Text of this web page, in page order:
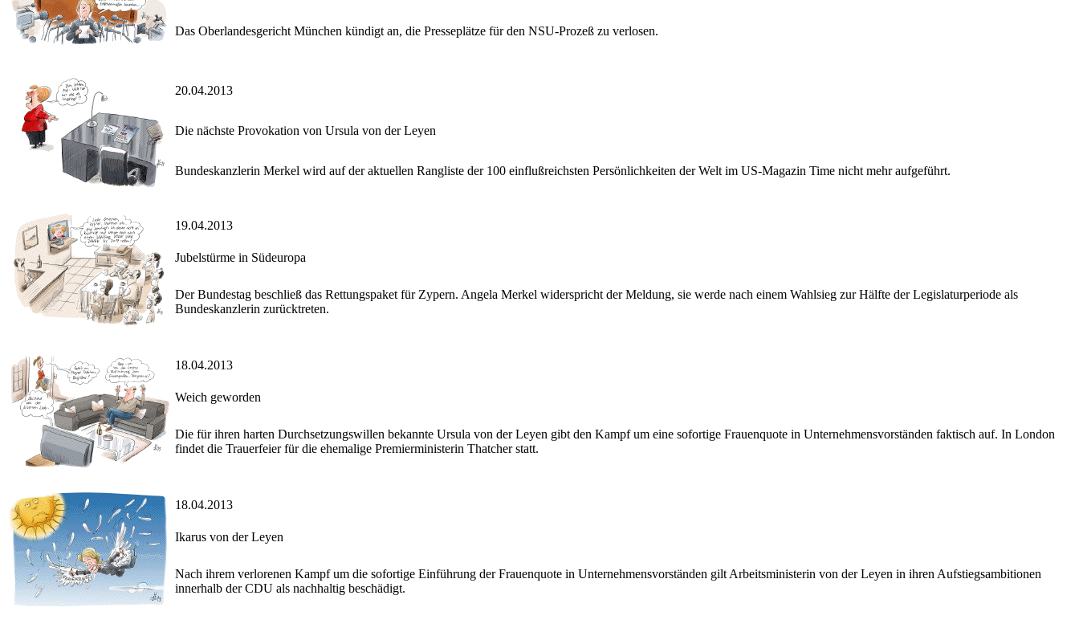
Das Oberlandesgericht München kündigt an, die Presseplätze für den NSU-Prozeß zu verlosen.
20.04.2013
Die nächste Provokation von Ursula von der Leyen
Bundeskanzlerin Merkel wird auf der aktuellen Rangliste der 100 einflußreichsten Persönlichkeiten der Welt im US-Magazin Time nicht mehr aufgeführt.
19.04.2013
Jubelstürme in Südeuropa
Der Bundestag beschließ das Rettungspaket für Zypern. Angela Merkel widerspricht der Meldung, sie werde nach einem Wahlsieg zur Hälfte der Legislaturperiode als
Bundeskanzlerin zurücktreten.
18.04.2013
Weich geworden
Die für ihren harten Durchsetzungswillen bekannte Ursula von der Leyen gibt den Kampf um eine sofortige Frauenquote in Unternehmensvorständen faktisch auf. In London
findet die Trauerfeier für die ehemalige Premierministerin Thatcher statt.
18.04.2013
Ikarus von der Leyen
Nach ihrem verlorenen Kampf um die sofortige Einführung der Frauenquote in Unternehmensvorständen gilt Arbeitsministerin von der Leyen in ihren Aufstiegsambitionen
innerhalb der CDU als nachhaltig beschädigt.